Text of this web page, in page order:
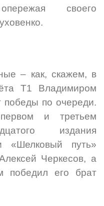
своего
– как, скажем, в
Т1 Владимиром
по очереди.
и третьем
издания
«Шелковый путь»
Черкесов, а
победил его брат